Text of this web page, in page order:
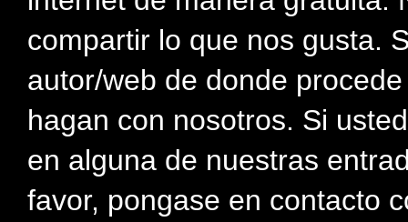
compartir lo que nos gusta.
autor/web de donde
hagan con nosotros. Si
en alguna de nuestras
favor, pongase en contacto